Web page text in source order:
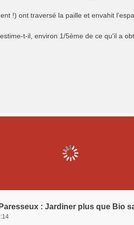
!) ont traversé la paille et envahit
t-il, environ 1/5ème de ce qu'il a
: Jardiner plus que Bio